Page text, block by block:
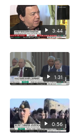
3:44
1:31
0:56